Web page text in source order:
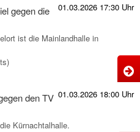
-
01.03.2026 17:30 Uhr
gegen die
ist die Mainlandhalle in
01.03.2026 18:00 Uhr
den TV
Kürnachtalhalle.